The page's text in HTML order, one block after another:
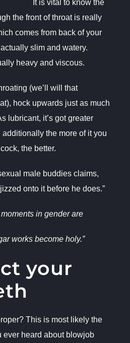
It is vital to know the
the front of throat is really
comes from back of your
slim and watery.
heavy and viscous.
(we’ll will that
hock upwards just as much
lubricant, it’s got greater
the more of it you
the better.
male buddies claims,
onto it before he does.”
moments in gender are
works become holy.”
your
This is most likely the
ever heard about blowjob